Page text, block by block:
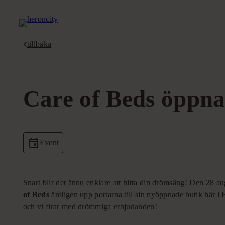
innehåll
tillbaka
Care of Beds
Event
Snart blir det ännu enklare att hitta din drömsäng! Den 28
of Beds äntligen upp portarna till sin nyöppnade butik här i
och vi firar med drömmiga erbjudanden!